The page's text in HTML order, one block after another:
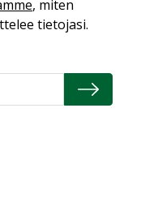
, miten
tietojasi.